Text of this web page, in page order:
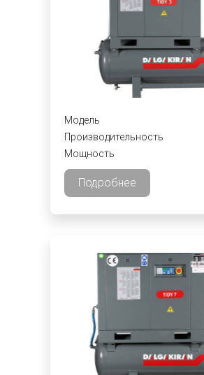
Модель
Производительность
Мощность
Подробнее